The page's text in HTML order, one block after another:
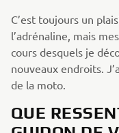
C’est toujours un
l’adrénaline, mais
cours desquels je
nouveaux endroits.
de la moto.
QUE